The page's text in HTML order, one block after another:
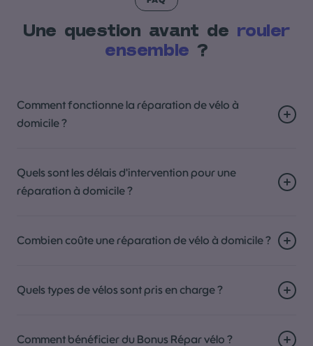
Une question avant de rouler
ensemble ?
Comment fonctionne la réparation de vélo à
domicile ?
Quels sont les délais d'intervention pour une
réparation à domicile ?
Combien coûte une réparation de vélo à domicile ?
Quels types de vélos sont pris en charge ?
Comment bénéficier du Bonus Répar vélo ?